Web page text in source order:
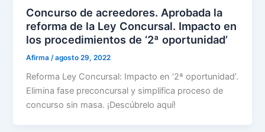
Concurso de acreedores. Aprobada la
reforma de la Ley Concursal. Impacto en
los procedimientos de ‘2ª oportunidad’
Afirma /agosto 29, 2022
Reforma Ley Concursal: Impacto en ‘2ª oportunidad’.
Elimina fase preconcursal y simplifica proceso de
concurso sin masa. ¡Descúbrelo aquí!